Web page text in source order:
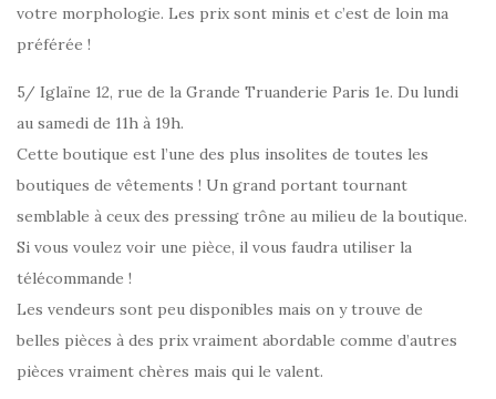
votre morphologie. Les prix sont minis et c’est de loin ma
préférée !
5/ Iglaïne 12, rue de la Grande Truanderie Paris 1e. Du lundi
au samedi de 11h à 19h.
Cette boutique est l’une des plus insolites de toutes les
boutiques de vêtements ! Un grand portant tournant
semblable à ceux des pressing trône au milieu de la boutique.
Si vous voulez voir une pièce, il vous faudra utiliser la
télécommande !
Les vendeurs sont peu disponibles mais on y trouve de
belles pièces à des prix vraiment abordable comme d’autres
pièces vraiment chères mais qui le valent.